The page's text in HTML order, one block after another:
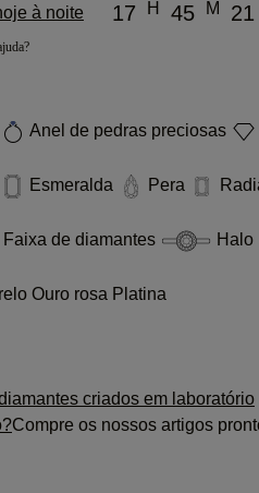
à noite 17 H 45 M 21
Anel de pedras preciosas
Esmeralda Pera
Faixa de diamantes Halo
Ouro rosa Platina
criados em laboratório
Compre os nossos artigos